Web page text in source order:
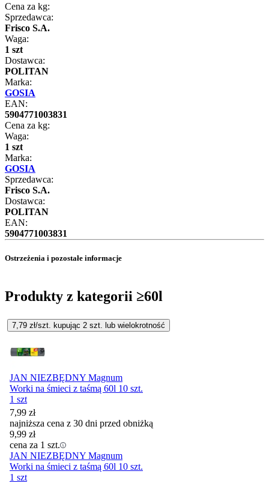
Cena za kg:
Sprzedawca:
Frisco S.A.
Waga:
1 szt
Dostawca:
POLITAN
Marka:
GOSIA
EAN:
5904771003831
Cena za kg:
Waga:
1 szt
Marka:
GOSIA
Sprzedawca:
Frisco S.A.
Dostawca:
POLITAN
EAN:
5904771003831
Ostrzeżenia i pozostałe informacje
Produkty z kategorii ≥60l
7,79 zł/szt. kupując 2 szt. lub wielokrotność
JAN NIEZBĘDNY Magnum
Worki na śmieci z taśmą 60l 10 szt.
1 szt
7,99 zł
najniższa cena z 30 dni przed obniżką
9,99 zł
cena za 1 szt.
JAN NIEZBĘDNY Magnum
Worki na śmieci z taśmą 60l 10 szt.
1 szt